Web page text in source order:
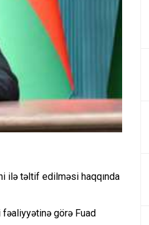
ilə təltif edilməsi haqqında
görə Fuad